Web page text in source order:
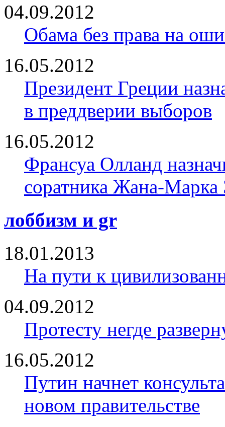
04.09.2012
Обама без права на
16.05.2012
Президент Греции
в преддверии выборов
16.05.2012
Франсуа Олланд
соратника Жана-Марка
лоббизм и gr
18.01.2013
На пути к
04.09.2012
Протесту негде
16.05.2012
Путин начнет
новом правительстве